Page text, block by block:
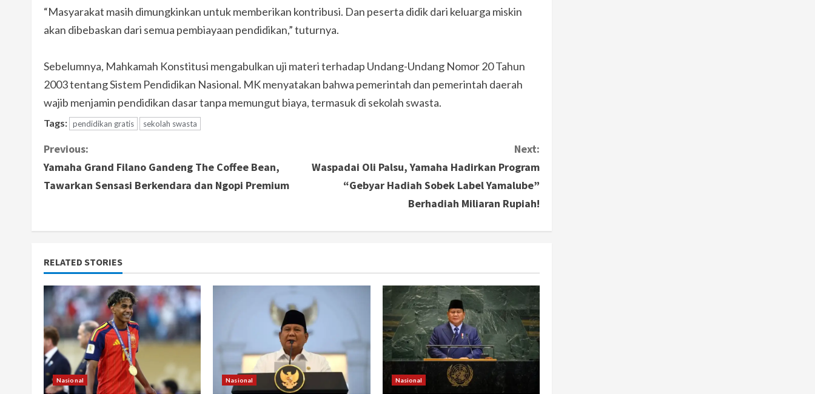
“Masyarakat masih dimungkinkan untuk memberikan kontribusi. Dan peserta didik dari keluarga miskin
akan dibebaskan dari semua pembiayaan pendidikan,” tuturnya.
Sebelumnya, Mahkamah Konstitusi mengabulkan uji materi terhadap Undang-Undang Nomor 20 Tahun
2003 tentang Sistem Pendidikan Nasional. MK menyatakan bahwa pemerintah dan pemerintah daerah
wajib menjamin pendidikan dasar tanpa memungut biaya, termasuk di sekolah swasta.
Tags: pendidikan gratis sekolah swasta
C
o
t
i
n
u
e
R
e
Previous:
Yamaha Grand Filano Gandeng The Coffee Bean,
Tawarkan Sensasi Berkendara dan Ngopi Premium
Next:
Waspadai Oli Palsu, Yamaha Hadirkan Program
“Gebyar Hadiah Sobek Label Yamalube”
Berhadiah Miliaran Rupiah!
RELATED STORIES
Nasional Nasional Nasional